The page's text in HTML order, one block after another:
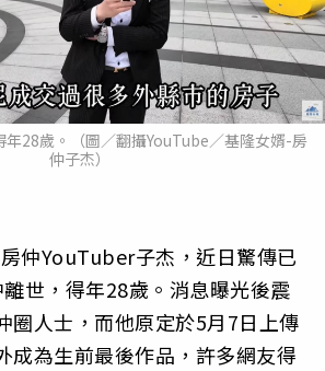
年28歲。（圖／翻攝YouTube／基隆女婿-房
仲子杰）
仲YouTuber子杰，近日驚傳已
世，得年28歲。消息曝光後震
圈人士，而他原定於5月7日上傳
成為生前最後作品，許多網友得